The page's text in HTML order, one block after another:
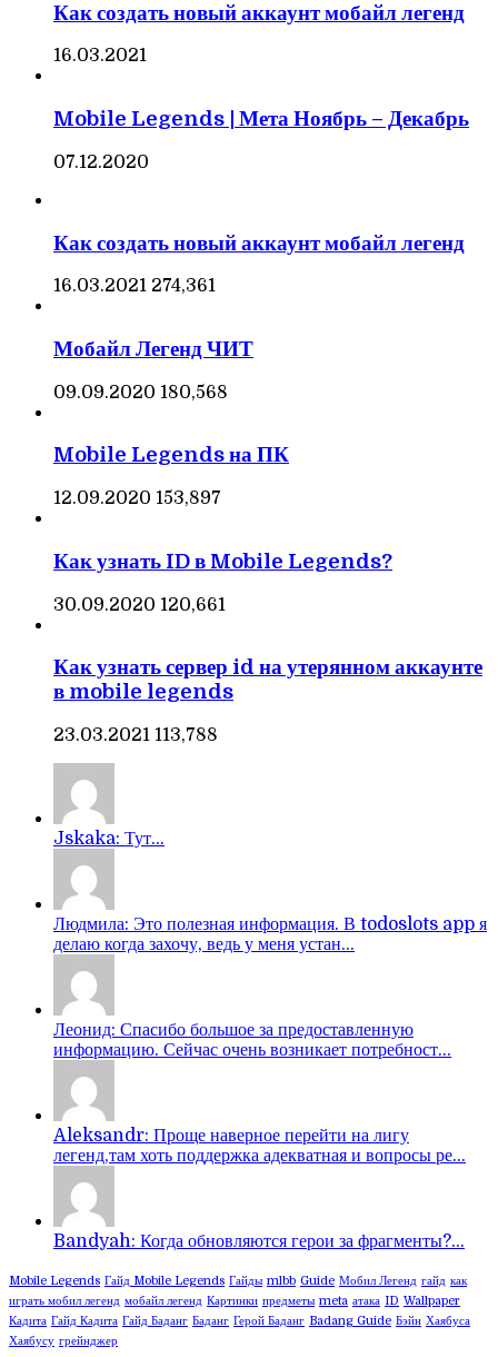
Как создать новый аккаунт мобайл легенд
16.03.2021
Mobile Legends | Мета Ноябрь – Декабрь
07.12.2020
Как создать новый аккаунт мобайл легенд
16.03.2021 274,361
Мобайл Легенд ЧИТ
09.09.2020 180,568
Mobile Legends на ПК
12.09.2020 153,897
Как узнать ID в Mobile Legends?
30.09.2020 120,661
Как узнать сервер id на утерянном аккаунте
в mobile legends
23.03.2021 113,788
Jskaka: Тут...
Людмила: Это полезная информация. В todoslots app я
делаю когда захочу, ведь у меня устан...
Леонид: Спасибо большое за предоставленную
информацию. Сейчас очень возникает потребност...
Aleksandr: Проще наверное перейти на лигу
легенд,там хоть поддержка адекватная и вопросы ре...
Bandyah: Когда обновляются герои за фрагменты?...
Mobile Legends Гайд Mobile Legends Гайды mlbb Guide Мобил Легенд гайд как
играть мобил легенд мобайл легенд Картинки предметы meta атака ID Wallpaper
Кадита Гайд Кадита Гайд Баданг Баданг Герой Баданг Badang Guide Бэйн Хаябуса
Хаябусу грейнджер